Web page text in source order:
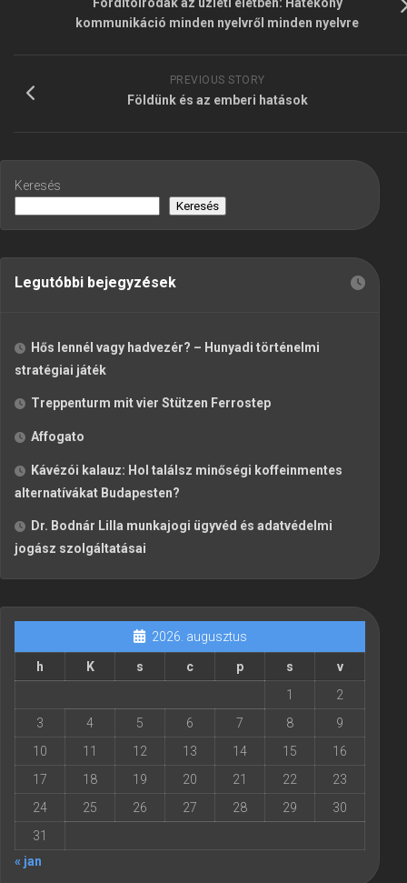
Fordítóirodák az üzleti életben: Hatékony
kommunikáció minden nyelvről minden nyelvre
PREVIOUS STORY
Földünk és az emberi hatások
Keresés
Keresés
Legutóbbi bejegyzések
Hős lennél vagy hadvezér? – Hunyadi történelmi
stratégiai játék
Treppenturm mit vier Stützen Ferrostep
Affogato
Kávézói kalauz: Hol találsz minőségi koffeinmentes
alternatívákat Budapesten?
Dr. Bodnár Lilla munkajogi ügyvéd és adatvédelmi
jogász szolgáltatásai
2026. augusztus
h K s c p s
v
1
2
3
4 5 6 7 8
9
10
11 12 13 14 15
16
17
18 19 20 21 22
23
24
25 26 27 28 29
30
31
« jan